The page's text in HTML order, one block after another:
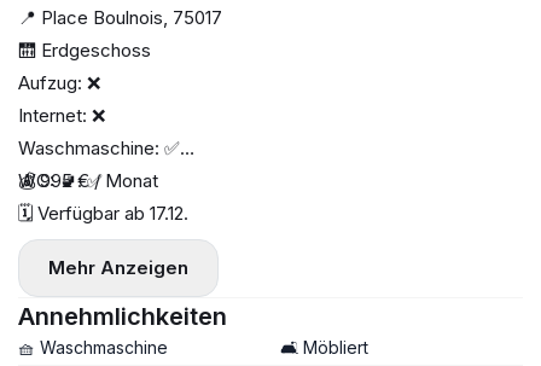
📍 Place Boulnois, 75017
🛗 Erdgeschoss
Aufzug: ❌
Internet: ❌
Waschmaschine: ✅
WC: 🚽: ✅
💰 995 € / Monat
🗓 Verfügbar ab 17.12.
Mehr Anzeigen
Annehmlichkeiten
🧺 Waschmaschine 🛋️ Möbliert